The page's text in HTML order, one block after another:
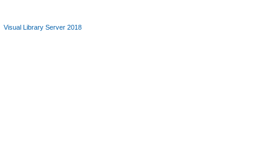
Visual Library Server 2018